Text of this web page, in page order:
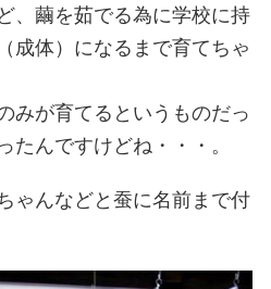
、繭を茹でる為に学校に持
成体）になるまで育てちゃ
みが育てるというものだっ
たんですけどね・・・。
ゃんなどと蚕に名前まで付